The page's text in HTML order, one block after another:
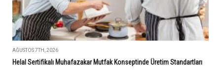
AĞUSTOS 7TH, 2026
Helal Sertifikalı Muhafazakar Mutfak Konseptinde Üretim Standartları